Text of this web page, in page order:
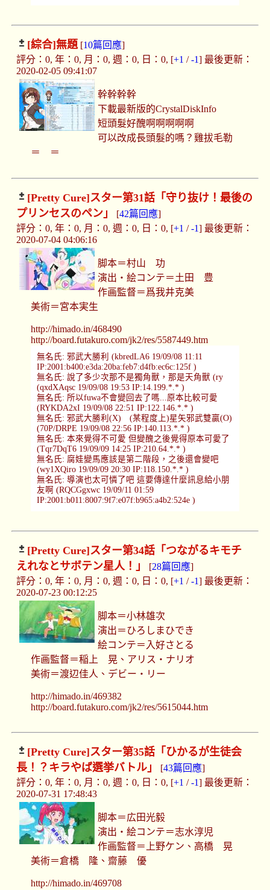
[綜合]無題[10篇回應]
評分：0, 年：0, 月：0, 週：0, 日：0, [+1 /-1] 最後更新：
2020-02-05 09:41:07
幹幹幹幹
下載最新版的CrystalDiskInfo
短頭髮好醜啊啊啊啊啊
可以改成長頭髮的嗎？雞拔毛勒
＝ ＝
[Pretty Cure]スター第31話「守り抜け！最後の
プリンセスのペン」
[42篇回應]
評分：0, 年：0, 月：0, 週：0, 日：0, [+1 /-1] 最後更新：
2020-07-04 04:06:16
脚本＝村山 功
演出・絵コンテ＝土田 豊
作画監督＝爲我井克美
美術＝宮本実生
http://himado.in/468490
http://board.futakuro.com/jk2/res/5587449.htm
無名氏: 邪武大勝利 (kbredLA6 19/09/08 11:11
IP:2001:b400:e3da:20ba:feb7:d4fb:ec6c:125f )
無名氏: 說了多少次那不是獨角獸，那是天角獸 (ry
(qxdXAqsc 19/09/08 19:53 IP:14.199.*.* )
無名氏: 所以fuwa不會變回去了嗎...原本比較可愛
(RYKDA2xI 19/09/08 22:51 IP:122.146.*.* )
無名氏: 邪武大勝利(X) (某程度上)星矢邪武雙贏(O)
(70P/DRPE 19/09/08 22:56 IP:140.113.*.* )
無名氏: 本來覺得不可愛 但變醜之後覺得原本可愛了
(Tqr7DqT6 19/09/09 14:25 IP:210.64.*.* )
無名氏: 腐娃變馬應該是第二階段，之後還會變吧
(wy1XQiro 19/09/09 20:30 IP:118.150.*.* )
無名氏: 導演也太可憐了吧 這要傳達什麼訊息給小朋
友啊 (RQCGgxwc 19/09/11 01:59
IP:2001:b011:8007:9f7:e07f:b965:a4b2:524e )
[Pretty Cure]スター第34話「つながるキモチ
えれなとサボテン星人！」
[28篇回應]
評分：0, 年：0, 月：0, 週：0, 日：0, [+1 /-1] 最後更新：
2020-07-23 00:12:25
脚本＝小林雄次
演出＝ひろしまひでき
絵コンテ＝入好さとる
作画監督＝稲上 晃、アリス・ナリオ
美術＝渡辺佳人、デビー・リー
http://himado.in/469382
http://board.futakuro.com/jk2/res/5615044.htm
[Pretty Cure]スター第35話「ひかるが生徒会
長！？キラやば選挙バトル」
[43篇回應]
評分：0, 年：0, 月：0, 週：0, 日：0, [+1 /-1] 最後更新：
2020-07-31 17:48:43
脚本＝広田光毅
演出・絵コンテ＝志水淳児
作画監督＝上野ケン、高橋 晃
美術＝倉橋 隆、齋藤 優
http://himado.in/469708